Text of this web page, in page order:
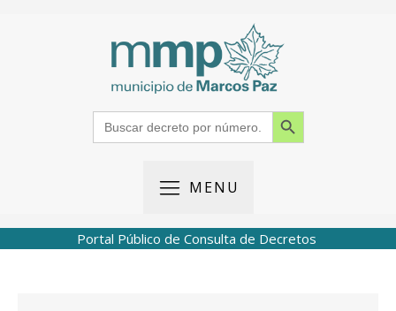
Search
for:
Search Button
MENU
Portal Público de Consulta de Decretos